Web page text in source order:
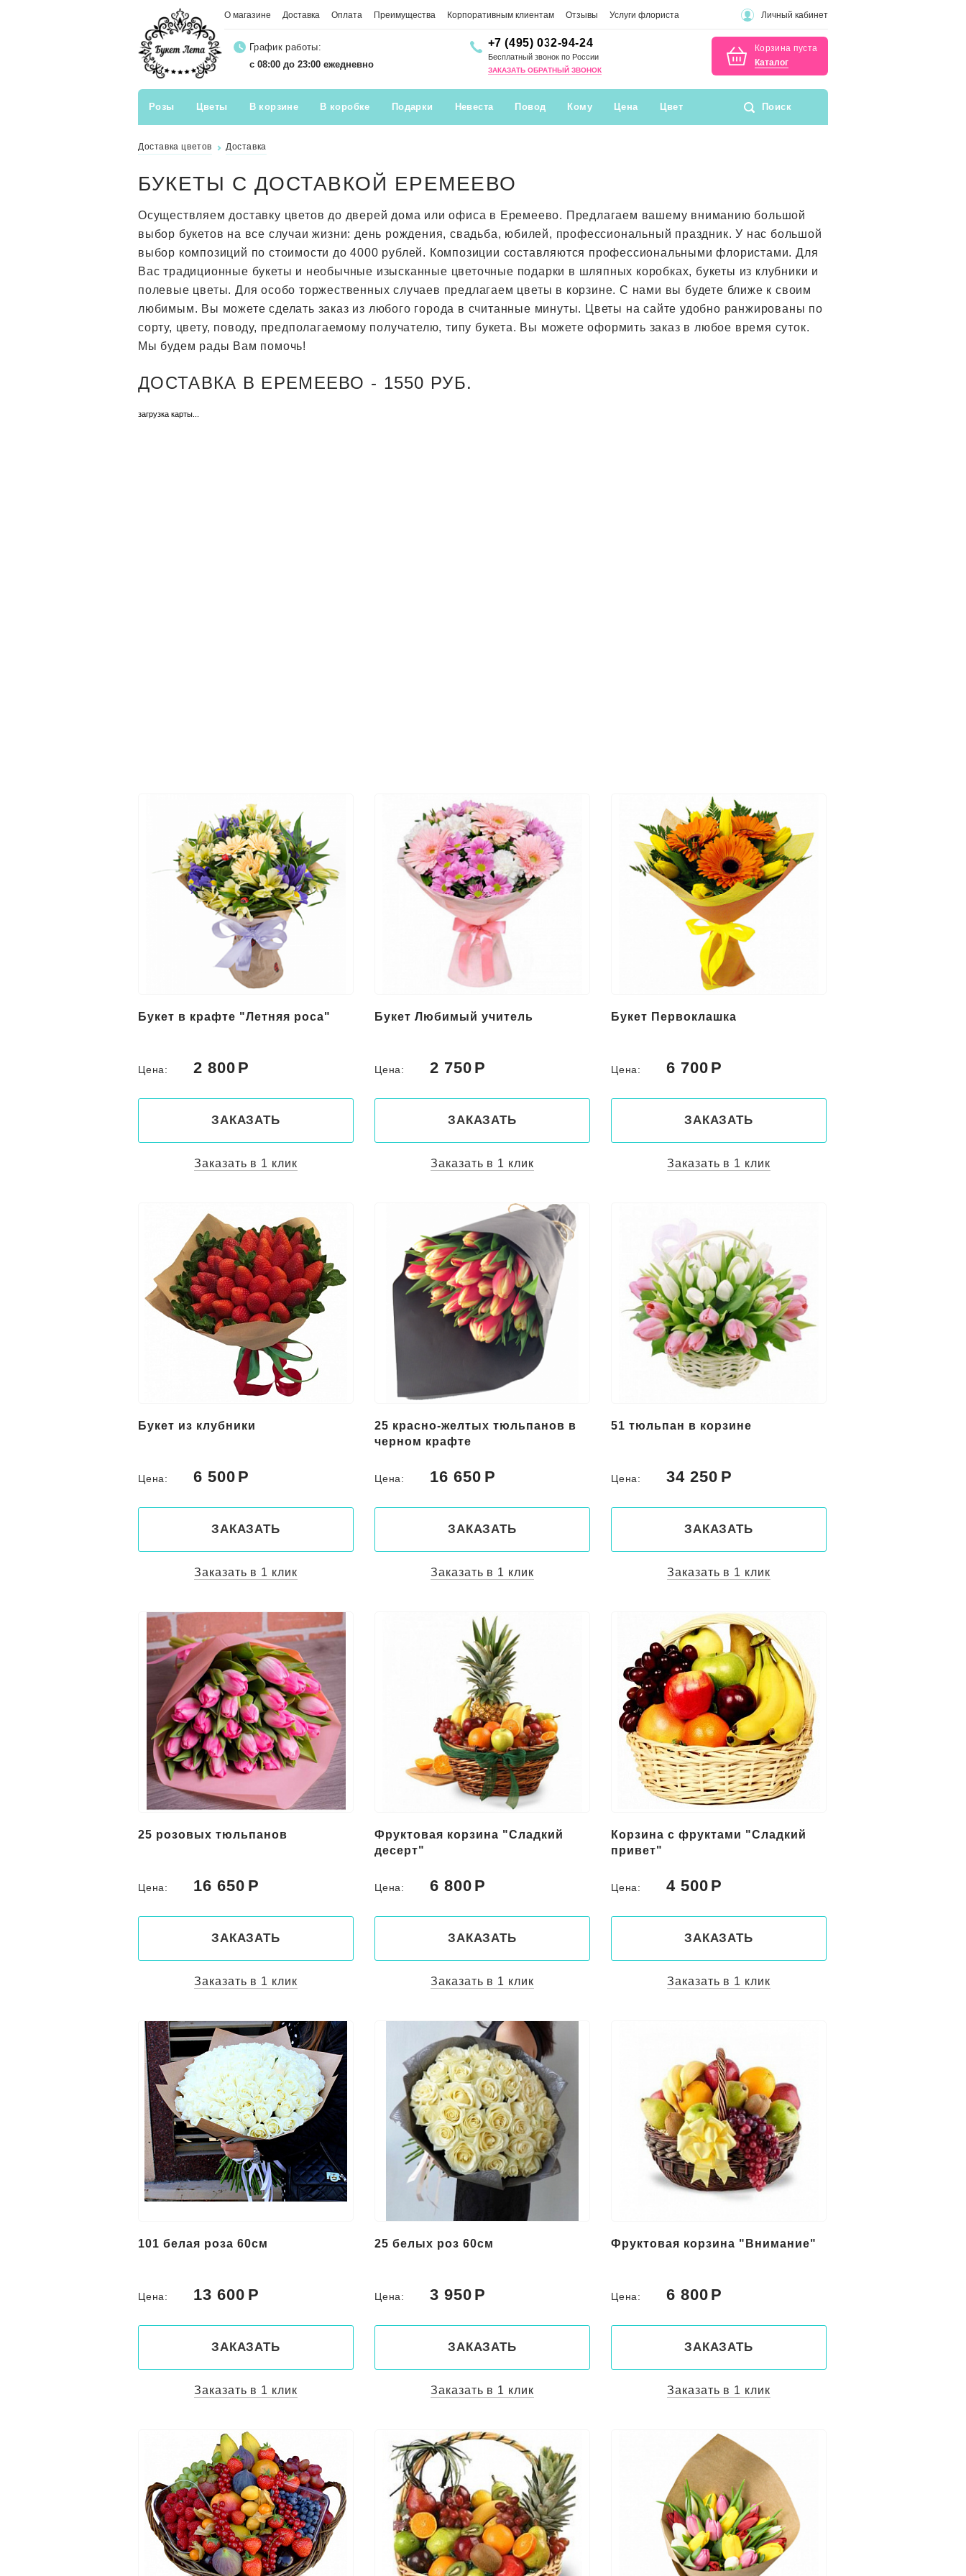
О магазине Доставка Оплата Преимущества Корпоративным клиентам Отзывы Услуги флориста Личный кабинет
График работы:
с 08:00 до 23:00 ежедневно
+7 (495) 032-94-24
Бесплатный звонок по России
ЗАКАЗАТЬ ОБРАТНЫЙ ЗВОНОК
Корзина пуста
Каталог
Розы Цветы В корзине В коробке Подарки Невеста Повод Кому Цена Цвет Поиск
Доставка цветов Доставка
БУКЕТЫ С ДОСТАВКОЙ ЕРЕМЕЕВО
Осуществляем доставку цветов до дверей дома или офиса в Еремеево. Предлагаем вашему вниманию большой
выбор букетов на все случаи жизни: день рождения, свадьба, юбилей, профессиональный праздник. У нас большой
выбор композиций по стоимости до 4000 рублей. Композиции составляются профессиональными флористами. Для
Вас традиционные букеты и необычные изысканные цветочные подарки в шляпных коробках, букеты из клубники и
полевые цветы. Для особо торжественных случаев предлагаем цветы в корзине. С нами вы будете ближе к своим
любимым. Вы можете сделать заказ из любого города в считанные минуты. Цветы на сайте удобно ранжированы по
сорту, цвету, поводу, предполагаемому получателю, типу букета. Вы можете оформить заказ в любое время суток.
Мы будем рады Вам помочь!
ДОСТАВКА В ЕРЕМЕЕВО - 1550 РУБ.
загрузка карты...
Букет в крафте "Летняя роса"
Цена: 2 800
ЗАКАЗАТЬ
Заказать в 1 клик
Букет Любимый учитель
Цена: 2 750
ЗАКАЗАТЬ
Заказать в 1 клик
Букет Первоклашка
Цена: 6 700
ЗАКАЗАТЬ
Заказать в 1 клик
Букет из клубники
Цена: 6 500
ЗАКАЗАТЬ
Заказать в 1 клик
25 красно-желтых тюльпанов в
черном крафте
Цена: 16 650
ЗАКАЗАТЬ
Заказать в 1 клик
51 тюльпан в корзине
Цена: 34 250
ЗАКАЗАТЬ
Заказать в 1 клик
25 розовых тюльпанов
Цена: 16 650
ЗАКАЗАТЬ
Заказать в 1 клик
Фруктовая корзина "Сладкий
десерт"
Цена: 6 800
ЗАКАЗАТЬ
Заказать в 1 клик
Корзина с фруктами "Сладкий
привет"
Цена: 4 500
ЗАКАЗАТЬ
Заказать в 1 клик
101 белая роза 60см
Цена: 13 600
ЗАКАЗАТЬ
Заказать в 1 клик
25 белых роз 60см
Цена: 3 950
ЗАКАЗАТЬ
Заказать в 1 клик
Фруктовая корзина "Внимание"
Цена: 6 800
ЗАКАЗАТЬ
Заказать в 1 клик